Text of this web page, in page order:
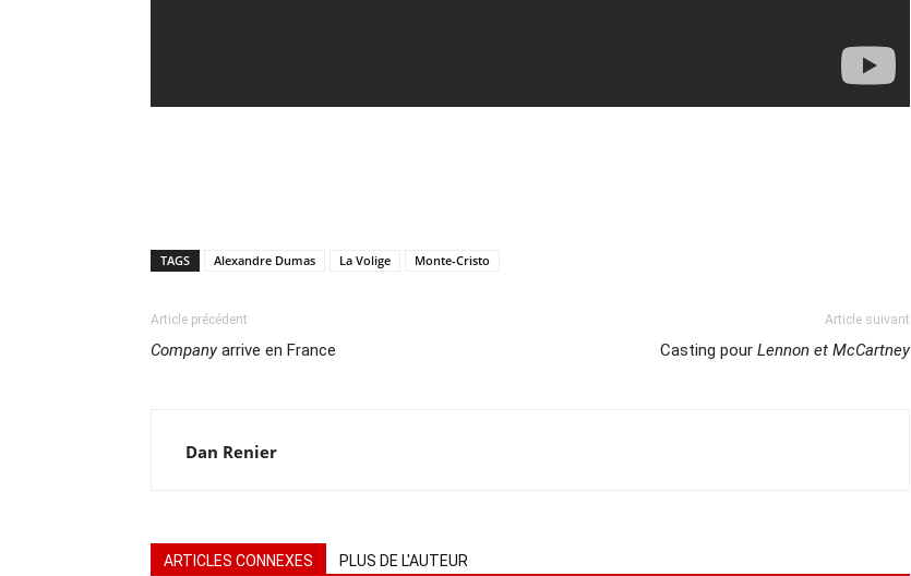
TAGS Alexandre Dumas La Volige Monte-Cristo
Article précédent
Companyarrive en France
Article suivant
Casting pour Lennon et McCartney
Dan Renier
ARTICLES CONNEXES PLUS DE L'AUTEUR